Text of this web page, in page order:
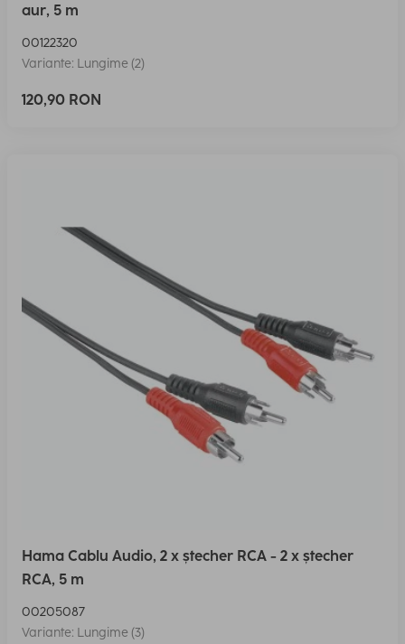
aur, 5 m
00122320
Variante: Lungime (2)
120,90 RON
Hama Cablu Audio, 2 x ștecher RCA - 2 x ștecher
RCA, 5 m
00205087
Variante: Lungime (3)